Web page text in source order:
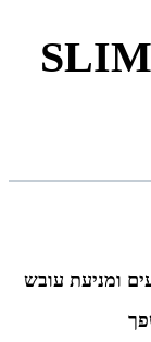
ומניעת עובש